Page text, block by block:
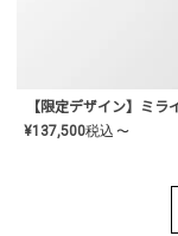
¥137,500税込 〜